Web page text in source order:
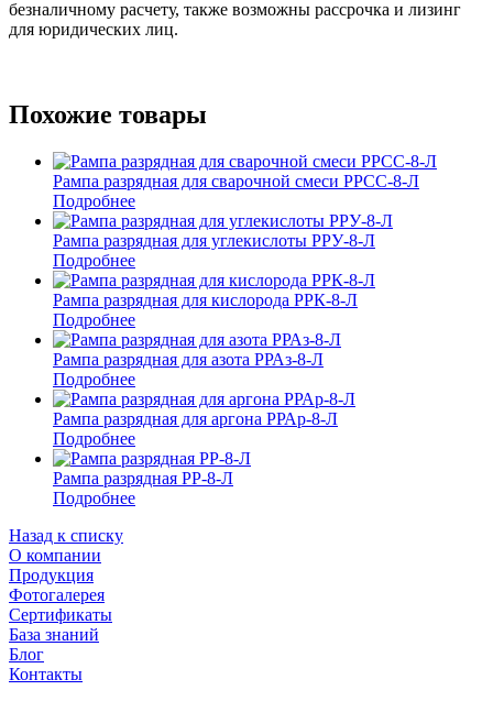
безналичному расчету, также возможны рассрочка и лизинг
для юридических лиц.
Похожие товары
Рампа разрядная для сварочной смеси РРСС-8-Л
Подробнее
Рампа разрядная для углекислоты РРУ-8-Л
Подробнее
Рампа разрядная для кислорода РРК-8-Л
Подробнее
Рампа разрядная для азота РРАз-8-Л
Подробнее
Рампа разрядная для аргона РРАр-8-Л
Подробнее
Рампа разрядная РР-8-Л
Подробнее
Назад к списку
О компании
Продукция
Фотогалерея
Сертификаты
База знаний
Блог
Контакты